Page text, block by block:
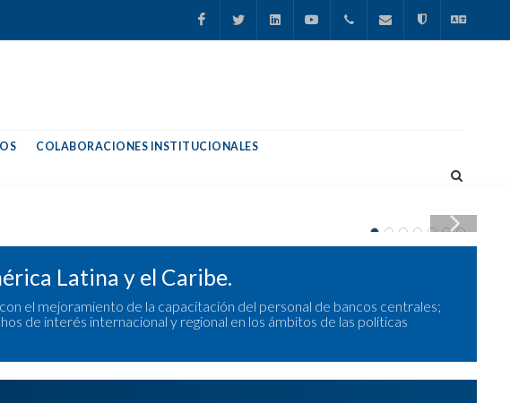
COLABORACIONES INSTITUCIONALES
Latina y el Caribe.
el mejoramiento de la capacitación del personal de bancos centrales;
de interés internacional y regional en los ámbitos de las políticas